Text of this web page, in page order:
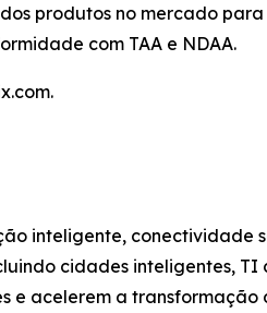
produtos no mercado para
com TAA e NDAA.
inteligente, conectividade
cidades inteligentes, TI
e acelerem a transformação